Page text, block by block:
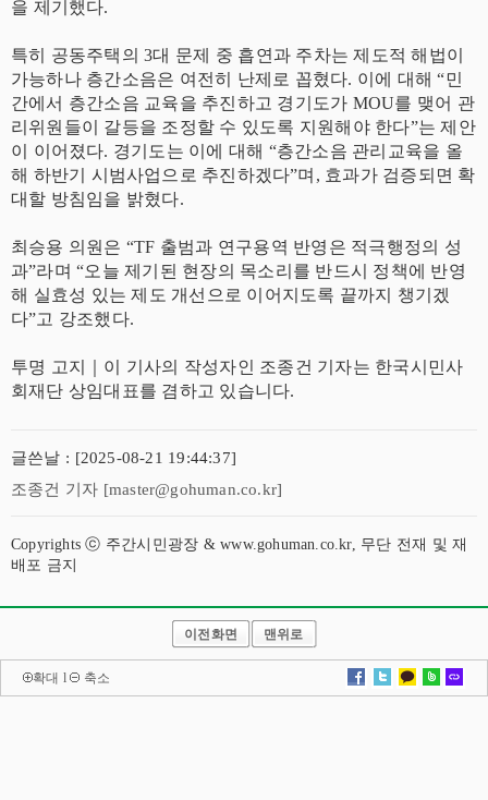
을 제기했다.
특히 공동주택의 3대 문제 중 흡연과 주차는 제도적 해법이
가능하나 층간소음은 여전히 난제로 꼽혔다. 이에 대해 “민
간에서 층간소음 교육을 추진하고 경기도가 MOU를 맺어 관
리위원들이 갈등을 조정할 수 있도록 지원해야 한다”는 제안
이 이어졌다. 경기도는 이에 대해 “층간소음 관리교육을 올
해 하반기 시범사업으로 추진하겠다”며, 효과가 검증되면 확
대할 방침임을 밝혔다.
최승용 의원은 “TF 출범과 연구용역 반영은 적극행정의 성
과”라며 “오늘 제기된 현장의 목소리를 반드시 정책에 반영
해 실효성 있는 제도 개선으로 이어지도록 끝까지 챙기겠
다”고 강조했다.
투명 고지｜이 기사의 작성자인 조종건 기자는 한국시민사
회재단 상임대표를 겸하고 있습니다.
글쓴날 : [2025-08-21 19:44:37]
조종건 기자 [master@gohuman.co.kr]
Copyrights ⓒ 주간시민광장 & www.gohuman.co.kr, 무단 전재 및 재
배포 금지
이전화면 맨위로
확대 l 축소